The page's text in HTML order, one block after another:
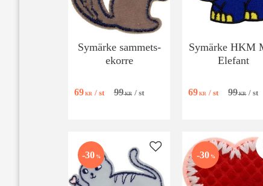
Symärke sammets-
ekorre
69KR / st 99KR / st
Symärke HKM
Elefant
69 KR /st 99KR /st
30 % Lägg till i favoriter
30 %